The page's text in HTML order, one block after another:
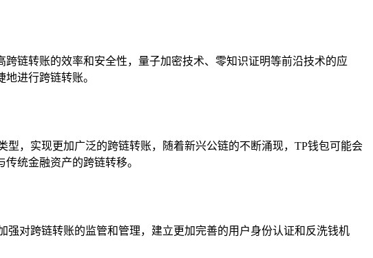
链转账的效率和安全性，量子加密技术、零知识证明等前沿技术的应
进行跨链转账。
，实现更加广泛的跨链转账，随着新兴公链的不断涌现，TP钱包可能会
统金融资产的跨链转移。
对跨链转账的监管和管理，建立更加完善的用户身份认证和反洗钱机